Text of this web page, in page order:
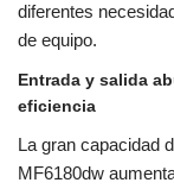
diferentes
de equipo.
Entrada y salida
eficiencia
La gran capacidad
MF6180dw